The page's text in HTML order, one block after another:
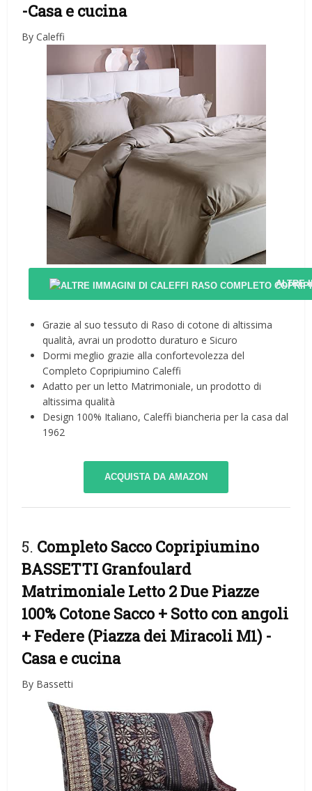
-Casa e cucina
By Caleffi
ALTRE
Grazie al suo tessuto di Raso di cotone di altissima
qualità, avrai un prodotto duraturo e Sicuro
Dormi meglio grazie alla confortevolezza del
Completo Copripiumino Caleffi
Adatto per un letto Matrimoniale, un prodotto di
altissima qualità
Design 100% Italiano, Caleffi biancheria per la casa dal
1962
ACQUISTA DA AMAZON
5. Completo Sacco Copripiumino
BASSETTI Granfoulard
Matrimoniale Letto 2 Due Piazze
100% Cotone Sacco + Sotto con angoli
+ Federe (Piazza dei Miracoli M1) -
Casa e cucina
By Bassetti